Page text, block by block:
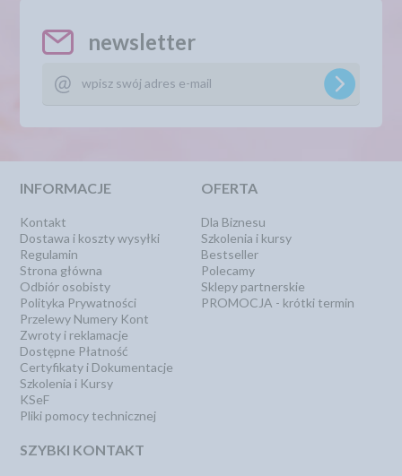
newsletter
INFORMACJE
Kontakt
Dostawa i koszty wysyłki
Regulamin
Strona główna
Odbiór osobisty
Polityka Prywatności
Przelewy Numery Kont
Zwroty i reklamacje
Dostępne Płatność
Certyfikaty i Dokumentacje
Szkolenia i Kursy
KSeF
Pliki pomocy technicznej
OFERTA
Dla Biznesu
Szkolenia i kursy
Bestseller
Polecamy
Sklepy partnerskie
PROMOCJA - krótki termin
SZYBKI KONTAKT